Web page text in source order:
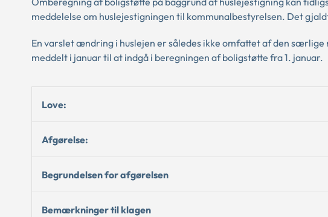
meddelelse om huslejestigningen til kommunalbestyrelsen. Det
En varslet ændring i huslejen er således ikke omfattet af den
meddelt i januar til at indgå i beregningen af boligstøtte fra 1. januar.
Love:
Afgørelse:
Begrundelsen for afgørelsen
Bemærkninger til klagen